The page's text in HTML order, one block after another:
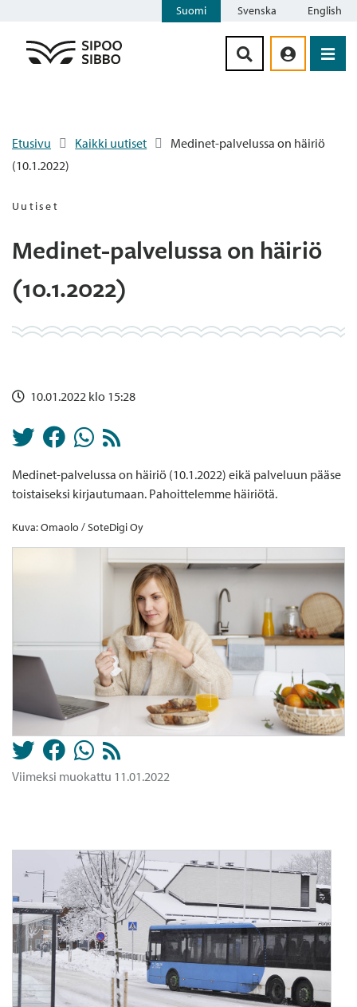
Suomi Svenska English
Etusivu Kaikki uutiset
Medinet-palvelussa on häiriö
(10.1.2022)
Uutiset
Medinet-palvelussa on häiriö
(10.1.2022)
10.01.2022 klo 15:28
Medinet-palvelussa on häiriö (10.1.2022) eikä palveluun pääse
toistaiseksi kirjautumaan. Pahoittelemme häiriötä.
Kuva: Omaolo / SoteDigi Oy
Viimeksi muokattu 11.01.2022